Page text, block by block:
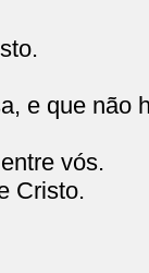
e que não
vós.
Cristo.